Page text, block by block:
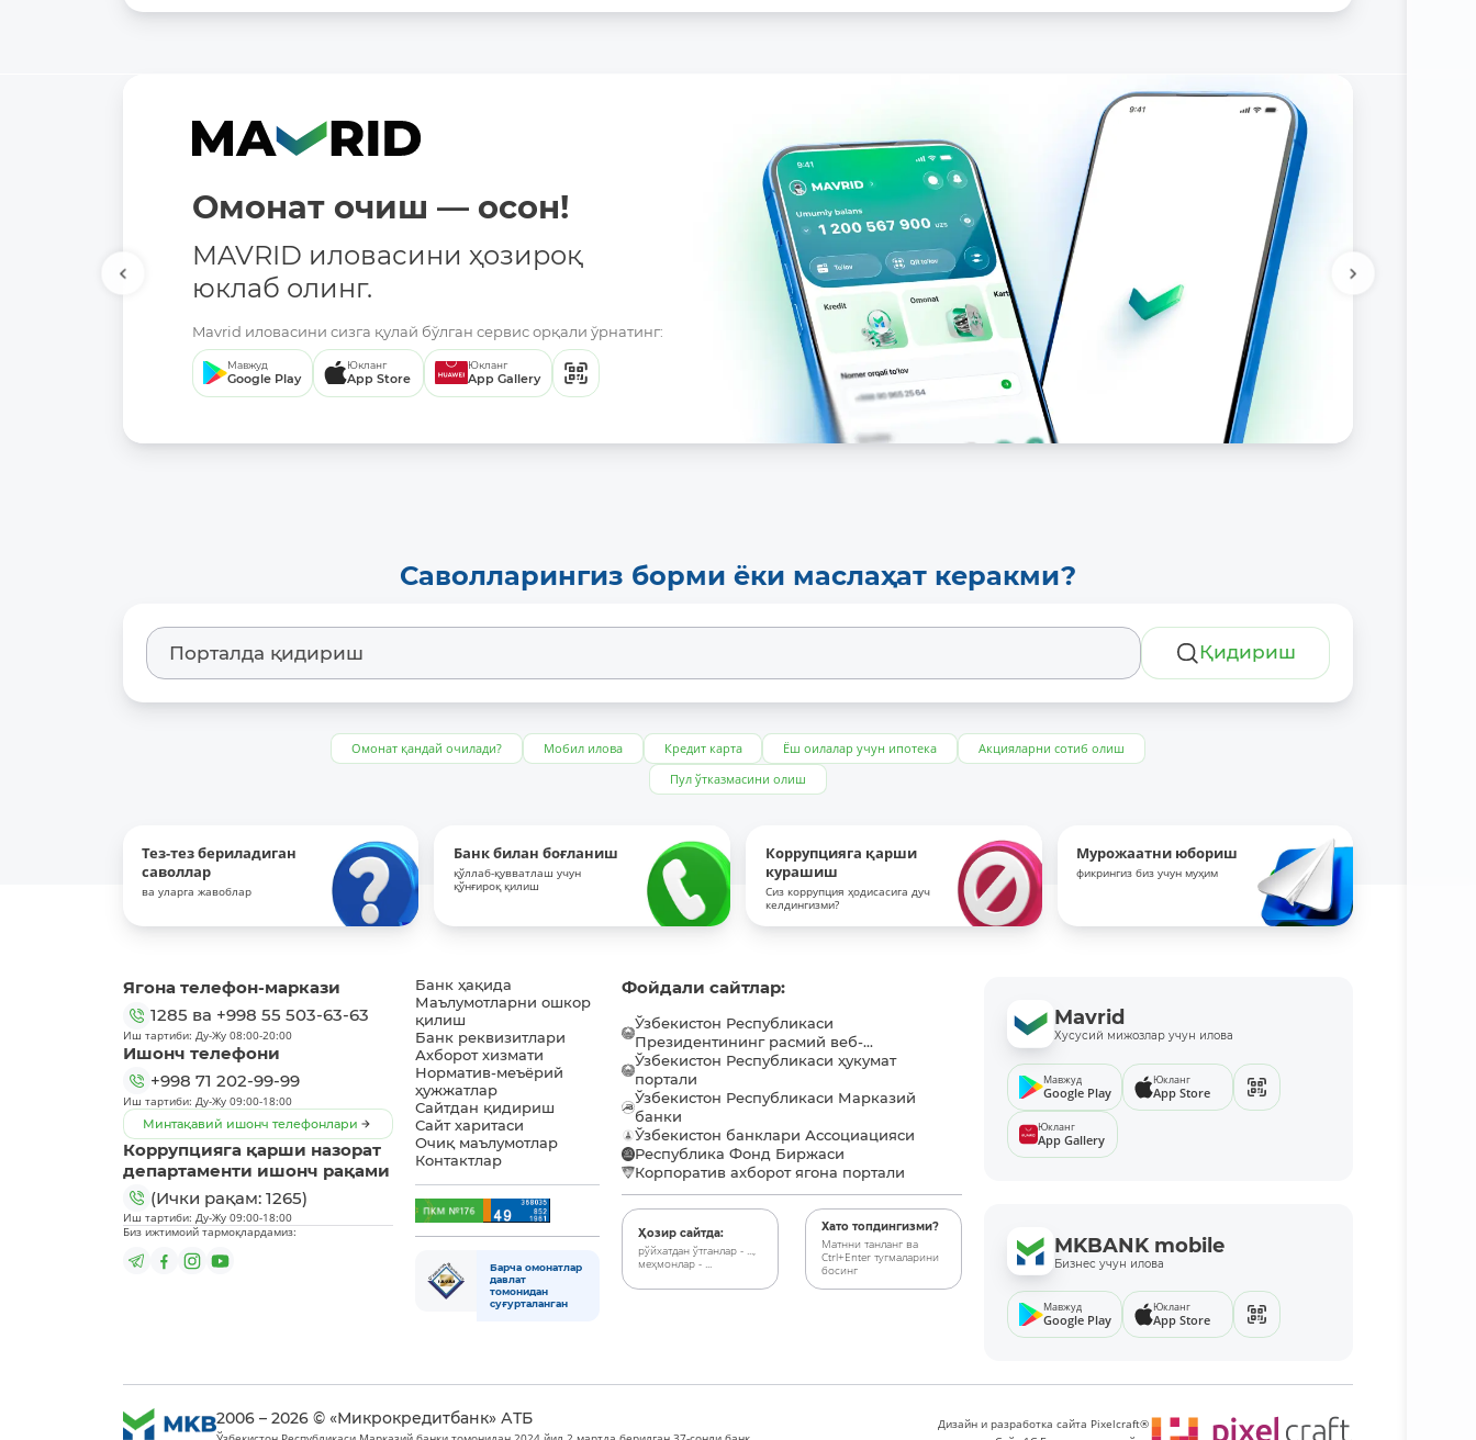
Омонат очиш — осон!
MAVRID иловасини ҳозироқ
юклаб олинг.
Mavrid иловасини сизга қулай бўлган сервис орқали ўрнатинг:
Мавжуд
Google Play
Юкланг
App Store
Юкланг
App Gallery
Саволларингиз борми ёки маслаҳат керакми?
Қидириш
Омонат қандай очилади? Мобил илова Кредит карта Ёш оилалар учун ипотека
Акцияларни сотиб олиш
Пул ўтказмасини олиш
Тез-тез бериладиган
саволлар
ва уларга жавоблар
Банк билан боғланиш
қўллаб-қувватлаш учун
қўнғироқ қилиш
Коррупцияга қарши
курашиш
Сиз коррупция ҳодисасига дуч
келдингизми?
Мурожаатни юбориш
фикрингиз биз учун муҳим
Ягона телефон-маркази
1285 ва +998 55 503-63-63
Иш тартиби: Ду-Жу 08:00-20:00
Ишонч телефони
+998 71 202-99-99
Иш тартиби: Ду-Жу 09:00-18:00
Минтақавий ишонч телефонлари
Коррупцияга қарши назорат
департаменти ишонч рақами
(Ички рақам: 1265)
Иш тартиби: Ду-Жу 09:00-18:00
Биз ижтимоий тармоқлардамиз:
Банк ҳақида
Маълумотларни ошкор
қилиш
Банк реквизитлари
Ахборот хизмати
Норматив-меъёрий
ҳужжатлар
Сайтдан қидириш
Сайт харитаси
Очиқ маълумотлар
Контактлар
Барча омонатлар
давлат
томонидан
суғурталанган
Фойдали сайтлар:
Ўзбекистон Республикаси
Президентининг расмий веб-...
Ўзбекистон Республикаси ҳукумат
портали
Ўзбекистон Республикаси Марказий
банки
Ўзбекистон банклари Ассоциацияси
Республика Фонд Биржаси
Корпоратив ахборот ягона портали
Ҳозир сайтда:
рўйхатдан ўтганлар - ...,
меҳмонлар - ...
Хато топдингизми?
Матнни танланг ва
Ctrl+Enter тугмаларини
босинг
Mavrid
Хусусий мижозлар учун илова
Мавжуд
Google Play
Юкланг
App Store
Юкланг
App Gallery
MKBANK mobile
Бизнес учун илова
Мавжуд
Google Play
Юкланг
App Store
2006 – 2026 © «Микрокредитбанк» АТБ
Дизайн и разработка сайта Pixelcraft®